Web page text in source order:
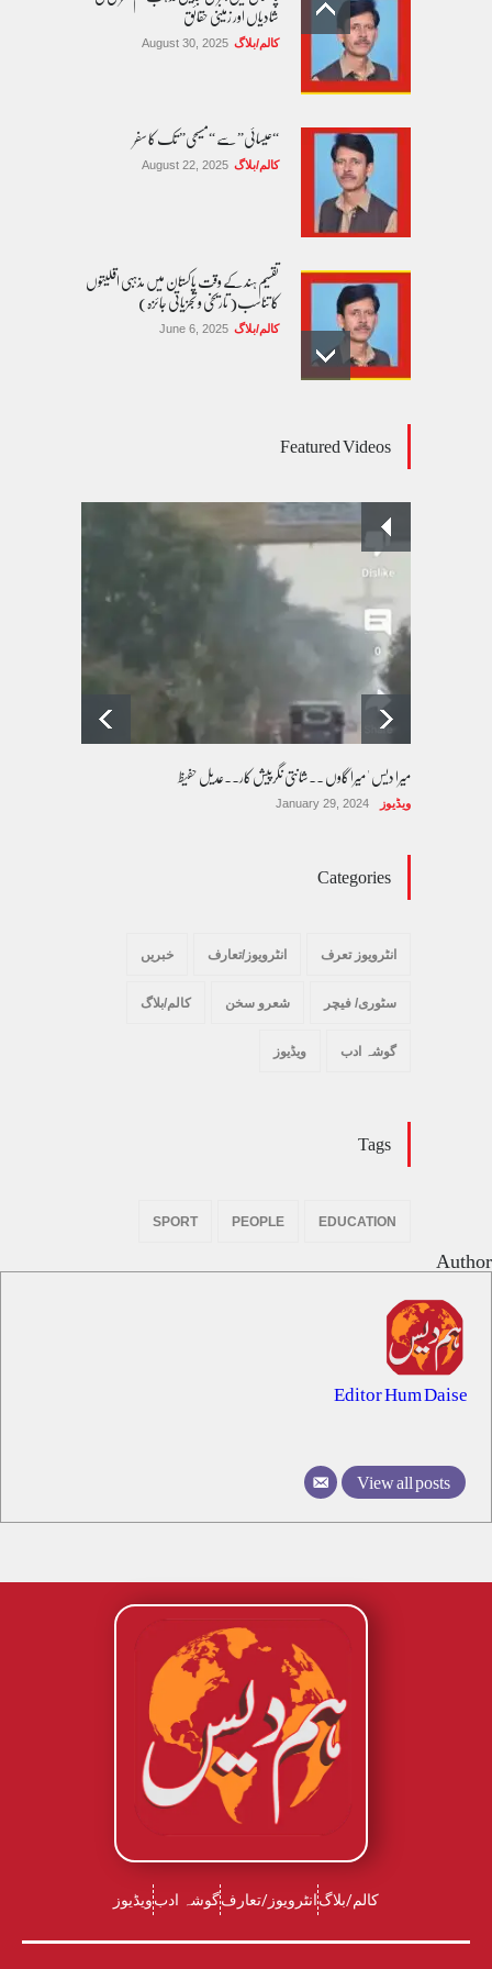
شادیاں اور زمینی حقائق
کالم/بلاگ August 30, 2025
“عیسائی” سے “مسیحی” تک کا سفر
کالم/بلاگ August 22, 2025
تقسیم ہند کے وقت پاکستان میں مذہبی اقلیتوں
کا تناسب( تاریخی و تجزیاتی جائزہ)
کالم/بلاگ June 6, 2025
پسند کی شادیوں کا بڑھتا ہوا رجحان اور راولپنڈی
کی یوسیز میں اندارج پر پابندی ایک نیا تنازعہ
October 14, 2025
Featured Videos
میرا دیس ' میرا گاوں ۔۔شانتی نگرپیش کار۔۔عدیل حفیظ
ویڈیوز January 29, 2024
Categories
انٹرویوز تعرف انٹرویوز/تعارف خبریں
سٹوری/ فیچر شعرو سخن کالم/بلاگ
گوشہ ادب ویڈیوز
Tags
EDUCATION
PEOPLE
SPORT
Author
Editor Hum Daise
View all posts
کالم/بلاگانٹرویوز/تعارفگوشہ ادبویڈیوز